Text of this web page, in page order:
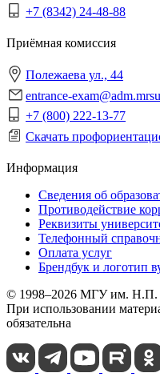
+7 (8342) 24-48-88
Приёмная комиссия
Полежаева ул., 44
entrance-
+7 (800) 222-13-77
Скачать
Информация
Сведения об
Противодействие
Реквизиты
Телефонный
Оплата услуг
Брендбук и логотип
© 1998–2026 МГУ им.
При использовании
обязательна